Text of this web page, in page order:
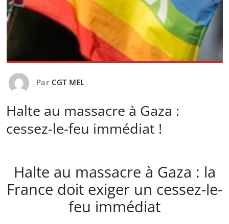
Par CGT MEL
Halte au massacre à Gaza :
cessez-le-feu immédiat !
Halte au massacre à Gaza : la
France doit exiger un cessez-le-
feu immédiat